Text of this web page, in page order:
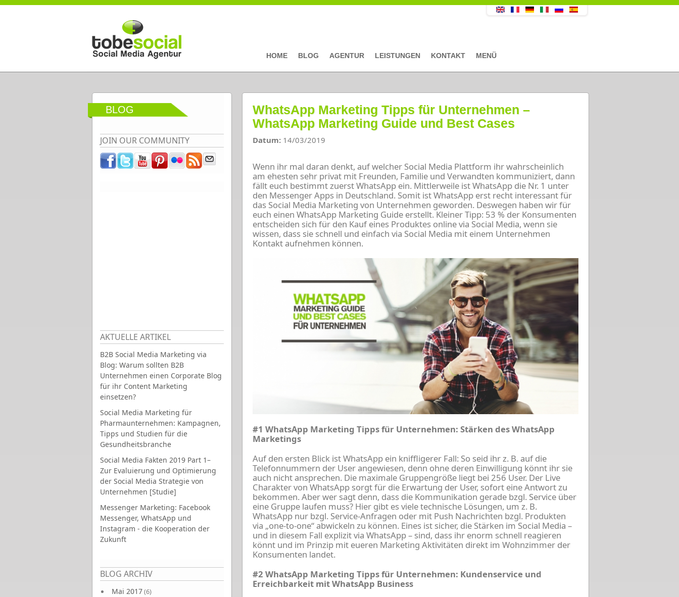
Direkt zum Inhalt
HOME BLOG AGENTUR LEISTUNGEN KONTAKT MENÜ
BLOG
JOIN OUR COMMUNITY
AKTUELLE ARTIKEL
B2B Social Media Marketing via
Blog: Warum sollten B2B
Unternehmen einen Corporate Blog
für ihr Content Marketing
einsetzen?
Social Media Marketing für
Pharmaunternehmen: Kampagnen,
Tipps und Studien für die
Gesundheitsbranche
Social Media Fakten 2019 Part 1–
Zur Evaluierung und Optimierung
der Social Media Strategie von
Unternehmen [Studie]
Messenger Marketing: Facebook
Messenger, WhatsApp und
Instagram - die Kooperation der
Zukunft
BLOG ARCHIV
Mai 2017(6)
Seiten
WhatsApp Marketing Tipps für Unternehmen –
WhatsApp Marketing Guide und Best Cases
Datum: 14/03/2019
Wenn ihr mal daran denkt, auf welcher Social Media Plattform ihr wahrscheinlich
am ehesten sehr privat mit Freunden, Familie und Verwandten kommuniziert, dann
fällt euch bestimmt zuerst WhatsApp ein. Mittlerweile ist WhatsApp die Nr. 1 unter
den Messenger Apps in Deutschland. Somit ist WhatsApp erst recht interessant für
das Social Media Marketing von Unternehmen geworden. Deswegen haben wir für
euch einen WhatsApp Marketing Guide erstellt. Kleiner Tipp: 53 % der Konsumenten
entscheiden sich für den Kauf eines Produktes online via Social Media, wenn sie
wissen, dass sie schnell und einfach via Social Media mit einem Unternehmen
Kontakt aufnehmen können.
#1 WhatsApp Marketing Tipps für Unternehmen: Stärken des WhatsApp
Marketings
Auf den ersten Blick ist WhatsApp ein kniffligerer Fall: So seid ihr z. B. auf die
Telefonnummern der User angewiesen, denn ohne deren Einwilligung könnt ihr sie
auch nicht ansprechen. Die maximale Gruppengröße liegt bei 256 User. Der Live
Charakter von WhatsApp sorgt für die Erwartung der User, sofort eine Antwort zu
bekommen. Aber wer sagt denn, dass die Kommunikation gerade bzgl. Service über
eine Gruppe laufen muss? Hier gibt es viele technische Lösungen, um z. B.
WhatsApp nur bzgl. Service-Anfragen oder mit Push Nachrichten bzgl. Produkten
via „one-to-one“ abwickeln zu können. Eines ist sicher, die Stärken im Social Media –
und in diesem Fall explizit via WhatsApp – sind, dass ihr enorm schnell reagieren
könnt und im Prinzip mit eueren Marketing Aktivitäten direkt im Wohnzimmer der
Konsumenten landet.
#2 WhatsApp Marketing Tipps für Unternehmen: Kundenservice und
Erreichbarkeit mit WhatsApp Business